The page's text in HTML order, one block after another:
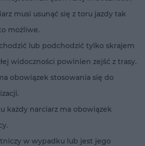
musi usunąć się z toru jazdy tak
możliwe.
lub podchodzić tylko skrajem
widoczności powinien zejść z trasy.
obowiązek stosowania się do
każdy narciarz ma obowiązek
w wypadku lub jest jego